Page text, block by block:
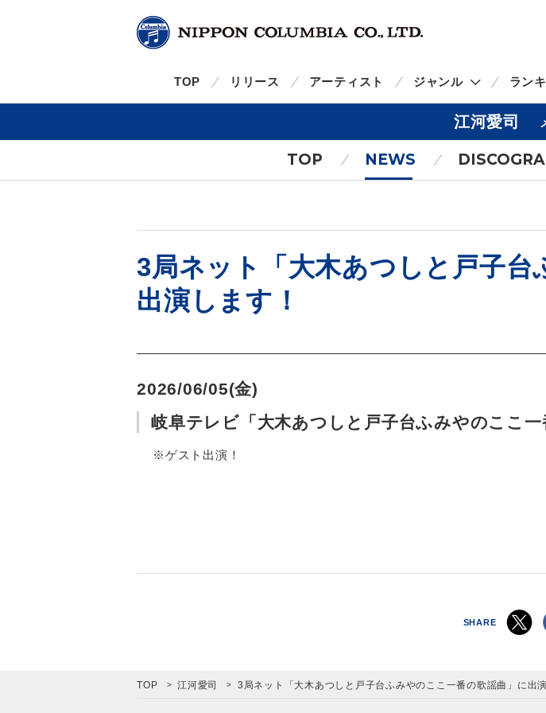
TOP リリース アーティスト ジャンル ラン
江河愛司
TOP NEWS
3局ネット「大木あつしと戸子
出演します！
2026/06/05(金)
岐阜テレビ「大木あつしと戸子台ふみやのここ
※ゲスト出演！
SHARE
TOP 江河愛司 3局ネット「大木あつしと戸子台ふみやのここ一番の歌謡曲」に出演